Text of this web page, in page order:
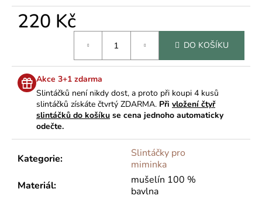
220 Kč
DO KOŠÍKU
Akce 3+1 zdarma
Slintáčků není nikdy dost, a proto při koupi 4 kusů
slintáčků získáte čtvrtý ZDARMA. Při vložení čtyř
slintáčků do košíku se cena jednoho automaticky
odečte.
Kategorie:
Slintáčky pro
miminka
Materiál:
mušelín 100 %
bavlna